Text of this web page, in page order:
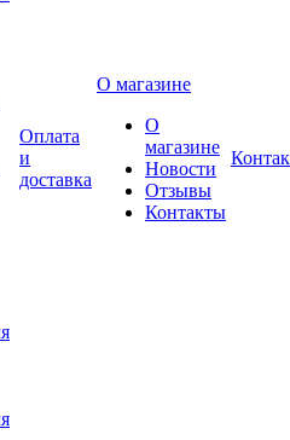
О магазине
О
магазине